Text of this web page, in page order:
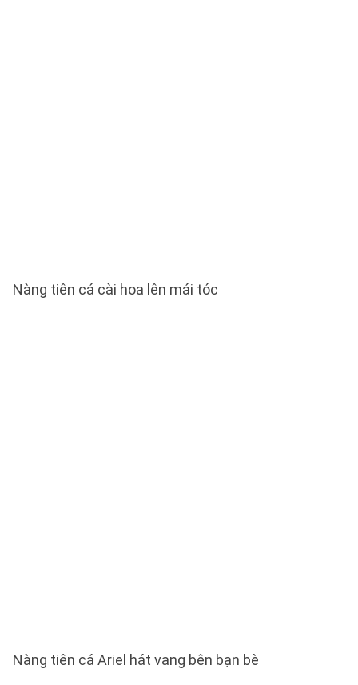
Nàng tiên cá cài hoa lên mái tóc
Nàng tiên cá Ariel hát vang bên bạn bè